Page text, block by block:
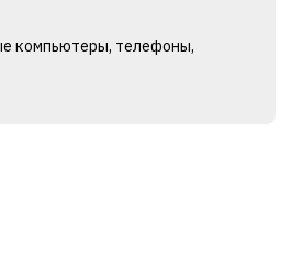
компьютеры, телефоны,